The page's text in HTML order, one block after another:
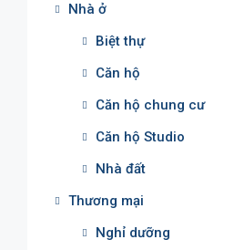
Nhà ở
Biệt thự
Căn hộ
Căn hộ chung cư
Căn hộ Studio
Nhà đất
Thương mại
Nghỉ dưỡng